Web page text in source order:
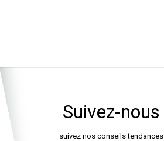
Suivez-nous
suivez nos conseils tendances